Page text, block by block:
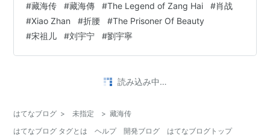
ではないところが魅力 「蔵海伝」のテーマは意外に現代
的 最後まで面白かったけれど、この作品の白眉はやっぱ
り中盤、将軍・庄芦隐（黄觉 飾）を追い詰める下り。2
度の大立ち回りがあるのだけれど、迫力満点で秀逸。将
#藏海传 #藏海傳 #The Legend of Zang Hai #肖战
#Xiao Zhan #折腰 #The Prisoner Of Beauty
#宋祖儿 #刘宇宁 #劉宇寧
1年前